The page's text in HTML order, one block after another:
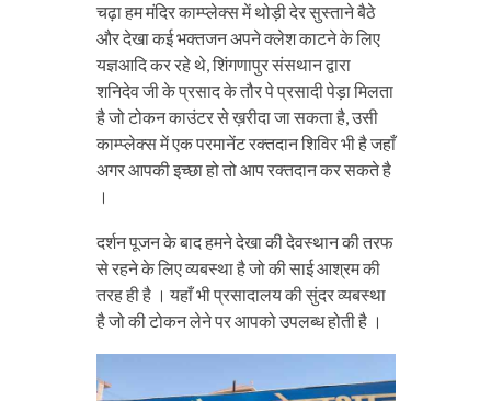
चढ़ा हम मंदिर काम्प्लेक्स में थोड़ी देर सुस्ताने बैठे
और देखा कई भक्तजन अपने क्लेश काटने के लिए
यज्ञआदि कर रहे थे, शिंगणापुर संसथान द्वारा
शनिदेव जी के प्रसाद के तौर पे प्रसादी पेड़ा मिलता
है जो टोकन काउंटर से ख़रीदा जा सकता है, उसी
काम्प्लेक्स में एक परमानेंट रक्तदान शिविर भी है जहाँ
अगर आपकी इच्छा हो तो आप रक्तदान कर सकते है
।
दर्शन पूजन के बाद हमने देखा की देवस्थान की तरफ
से रहने के लिए व्यबस्था है जो की साई आश्रम की
तरह ही है । यहाँ भी प्रसादालय की सुंदर व्यबस्था
है जो की टोकन लेने पर आपको उपलब्ध होती है ।